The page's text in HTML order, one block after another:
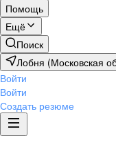
Помощь
Ещё
Поиск
Лобня (Московская
Войти
Войти
Создать резюме